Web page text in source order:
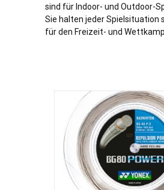
sind für Indoor- und Outdoor-
Sie halten jeder Spielsituation
für den Freizeit- und